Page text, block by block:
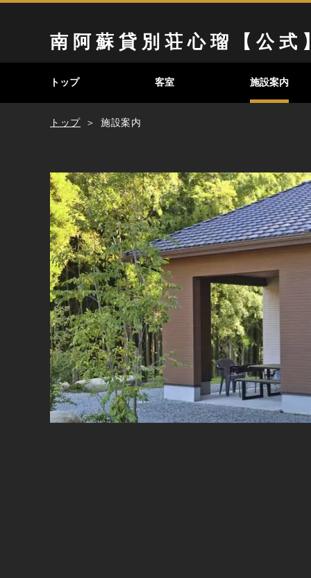
南 阿 蘇 貸 別 荘 心 瑠 【 公 式
トップ 客室 施設案内
トップ 施設案内